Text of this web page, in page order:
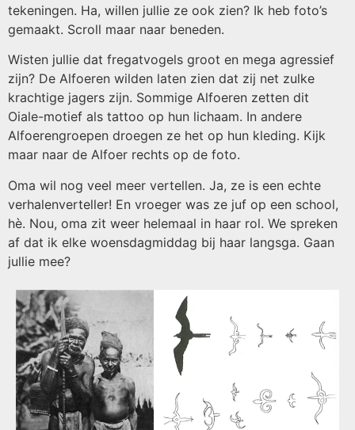
tekeningen. Ha, willen jullie ze ook zien? Ik heb foto’s
gemaakt. Scroll maar naar beneden.
Wisten jullie dat fregatvogels groot en mega agressief
zijn? De Alfoeren wilden laten zien dat zij net zulke
krachtige jagers zijn. Sommige Alfoeren zetten dit
Oiale-motief als tattoo op hun lichaam. In andere
Alfoerengroepen droegen ze het op hun kleding. Kijk
maar naar de Alfoer rechts op de foto.
Oma wil nog veel meer vertellen. Ja, ze is een echte
verhalenverteller! En vroeger was ze juf op een school,
hè. Nou, oma zit weer helemaal in haar rol. We spreken
af dat ik elke woensdagmiddag bij haar langsga. Gaan
jullie mee?